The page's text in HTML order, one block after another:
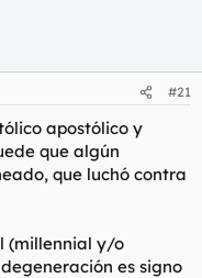
#21
apostólico y
que algún
que luchó contra
(millennial y/o
es signo